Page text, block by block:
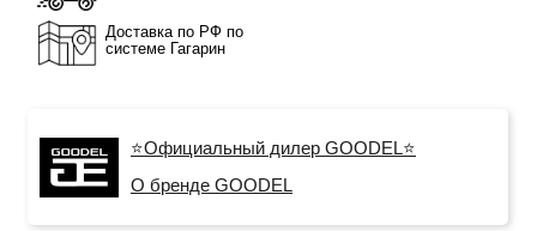
Доставка по РФ по
системе Гагарин
⭐Официальный дилер GOODEL⭐
О бренде GOODEL